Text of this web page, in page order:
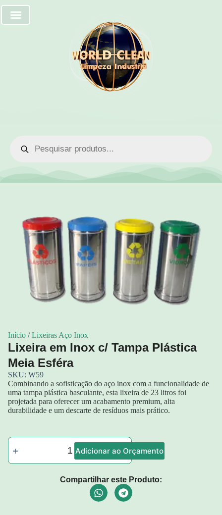
Início /Lixeiras Aço Inox
Lixeira em Inox c/ Tampa Plástica
Meia Esféra
SKU: W59
Combinando a sofisticação do aço inox com a funcionalidade de
uma tampa plástica basculante, esta lixeira de 23 litros foi
projetada para oferecer um acabamento premium, alta
durabilidade e um descarte de resíduos mais prático.
Adicionar ao Orçamento
Compartilhar este Produto: